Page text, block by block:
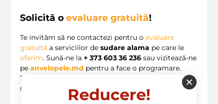
Solicită o evaluare gratuită!
Te invităm să ne contactezi pentru o evaluare
gratuită a serviciilor de sudare alama pe care le
oferim. Sună-ne la + 373 603 36 236 sau vizitează-ne
pe anvelopele.md pentru a face o programare.
Teamul
să te ajute să găsești
soluția ideală pentru nevoile tale!
Reducere!